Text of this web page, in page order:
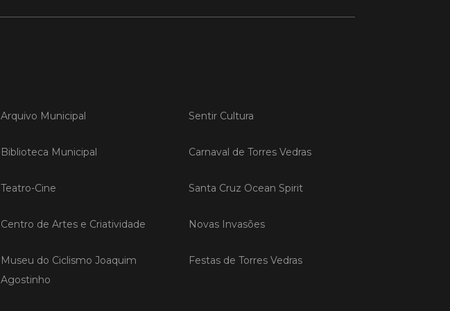
Torres Vedras recebeu a 13.ª
A Semana INOV-E – Empreender em Torres
empresarial e especialistas num conjunto de
negócios e desenvolvimento de
Arquivo Municipal
Biblioteca Municipal
Teatro-Cine
Centro de Artes e Criatividade
Museu do Ciclismo Joaquim
Agostinho
Sentir Cultura
Carnaval de Torres Vedras
Santa Cruz Ocean Spirit
Novas Invasões
Festas de Torres Vedras